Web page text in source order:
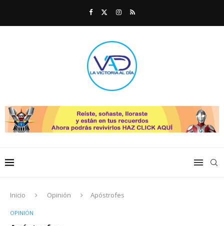
Inicio Opinión Apóstrofes
OPINIÓN